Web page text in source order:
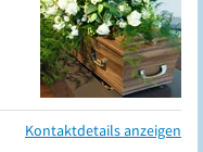
Kontaktdetails anzeigen